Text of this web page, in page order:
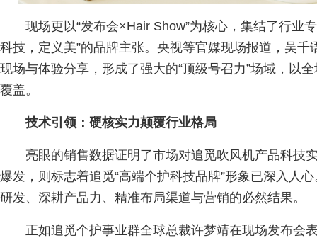
现场更以“发布会×Hair Show”为核心，集结了行业
科技，定义美”的品牌主张。央视等官媒现场报道，吴
现场与体验分享，形成了强大的“顶级号召力”场域，以
覆盖。
技术引领：硬核实力颠覆行业格局
亮眼的销售数据证明了市场对追觅吹风机产品科技
爆发，则标志着追觅“高端个护科技品牌”形象已深入人
研发、深耕产品力、精准布局渠道与营销的必然结果。
正如追觅个护事业群全球总裁许梦靖在现场发布会